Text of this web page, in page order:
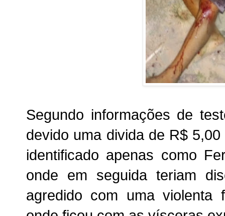
Segundo informações de
devido uma divida de R$
identificado apenas como
onde em seguida teriam
agredido com uma violenta